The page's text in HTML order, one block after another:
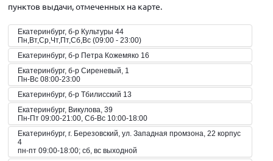
пунктов выдачи, отмеченных на карте.
Екатеринбург, б-р Культуры 44
Пн,Вт,Ср,Чт,Пт,Сб,Вс (09:00 - 23:00)
Екатеринбург, б-р Петра Кожемяко 16
Екатеринбург, б-р Сиреневый, 1
Пн-Вс 08:00-23:00
Екатеринбург, б-р Тбилисский 13
Екатеринбург, Викулова, 39
Пн-Пт 09:00-21:00, Сб-Вс 10:00-18:00
Екатеринбург, г. Березовский, ул. Западная промзона, 22 корпус
4
пн-пт 09:00-18:00; сб, вс выходной